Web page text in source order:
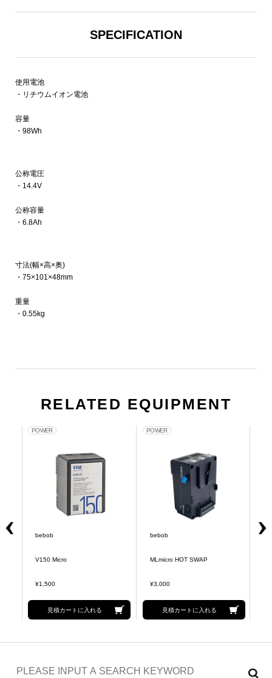
SPECIFICATION
使用電池
・リチウムイオン電池
容量
・98Wh
公称電圧
・14.4V
公称容量
・6.8Ah
寸法(幅×高×奥)
・75×101×48mm
重量
・0.55kg
RELATED EQUIPMENT
POWER
bebob
V150 Micro
¥1,500
見積カートに入れる
POWER
bebob
MLmicro HOT SWAP
¥3,000
見積カートに入れる